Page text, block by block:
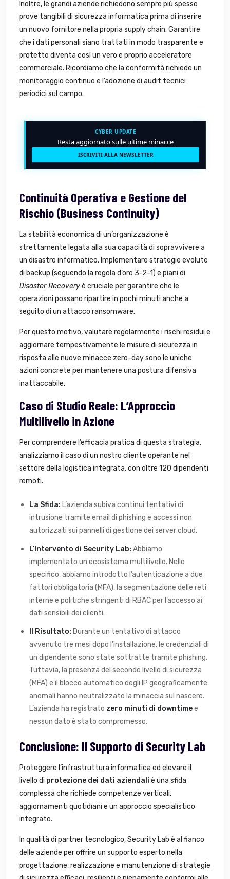
Inoltre, le grandi aziende richiedono sempre più spesso
prove tangibili di sicurezza informatica prima di inserire
un nuovo fornitore nella propria supply chain. Garantire
che i dati personali siano trattati in modo trasparente e
protetto diventa così un vero e proprio acceleratore
commerciale. Ricordiamo che la conformità richiede un
monitoraggio continuo e l’adozione di audit tecnici
periodici sul campo.
CYBER UPDATE
Resta aggiornato sulle ultime minacce
ISCRIVITI ALLA NEWSLETTER
Continuità Operativa e Gestione del
Rischio (Business Continuity)
La stabilità economica di un’organizzazione è
strettamente legata alla sua capacità di sopravvivere a
un disastro informatico. Implementare strategie evolute
di backup (seguendo la regola d’oro 3-2-1) e piani di
Disaster Recoveryè cruciale per garantire che le
operazioni possano ripartire in pochi minuti anche a
seguito di un attacco ransomware.
Per questo motivo, valutare regolarmente i rischi residui e
aggiornare tempestivamente le misure di sicurezza in
risposta alle nuove minacce zero-day sono le uniche
azioni concrete per mantenere una postura difensiva
inattaccabile.
Caso di Studio Reale: L’Approccio
Multilivello in Azione
Per comprendere l’efficacia pratica di questa strategia,
analizziamo il caso di un nostro cliente operante nel
settore della logistica integrata, con oltre 120 dipendenti
remoti.
La Sfida: L’azienda subiva continui tentativi di
intrusione tramite email di phishing e accessi non
autorizzati sui pannelli di gestione dei server cloud.
L’Intervento di Security Lab: Abbiamo
implementato un ecosistema multilivello. Nello
specifico, abbiamo introdotto l’autenticazione a due
fattori obbligatoria (MFA), la segmentazione delle reti
interne e politiche stringenti di RBAC per l’accesso ai
dati sensibili dei clienti.
Il Risultato: Durante un tentativo di attacco
avvenuto tre mesi dopo l’installazione, le credenziali di
un dipendente sono state sottratte tramite phishing.
Tuttavia, la presenza del secondo livello di sicurezza
(MFA) e il blocco automatico degli IP geograficamente
anomali hanno neutralizzato la minaccia sul nascere.
L’azienda ha registrato zero minuti di downtimee
nessun dato è stato compromesso.
Conclusione: Il Supporto di Security Lab
Proteggere l’infrastruttura informatica ed elevare il
livello di protezione dei dati aziendali è una sfida
complessa che richiede competenze verticali,
aggiornamenti quotidiani e un approccio specialistico
integrato.
In qualità di partner tecnologico, Security Lab è al fianco
delle aziende per offrire un supporto esperto nella
progettazione, realizzazione e manutenzione di strategie